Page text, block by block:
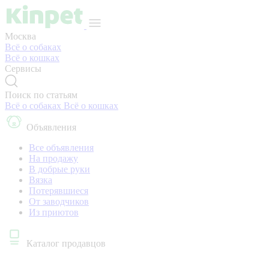
Москва
Всё о собаках
Всё о кошках
Сервисы
Поиск по статьям
Всё о собаках Всё о кошках
Объявления
Все объявления
На продажу
В добрые руки
Вязка
Потерявшиеся
От заводчиков
Из приютов
Каталог продавцов